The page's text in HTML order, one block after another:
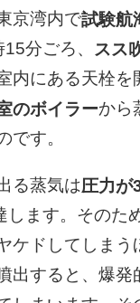
京湾内で試験航
分ごろ、 スス
内にある天栓を
のボイラーから
です。
る蒸気は圧力が
します。そのた
ケドしてしまう
出すると、爆発